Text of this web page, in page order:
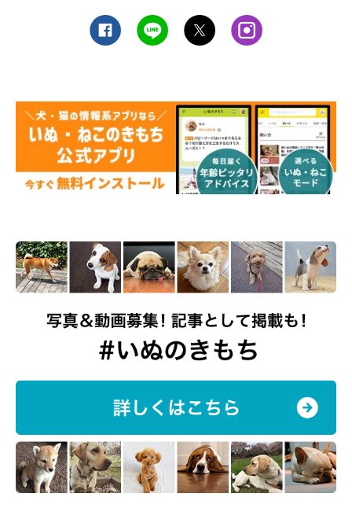
おなかがゆるくなったり、便秘になったりする
個体差があるものの、消化吸収機能の衰えによって、下痢や便秘
を引き起こすこともあるようです。
今回ご紹介したサインは、あくまでも目安です。症状には個体差
があるので、シニア期の愛犬を飼育するなかで気になることがあ
る場合は、早めにかかりつけの獣医師に相談しましょう。